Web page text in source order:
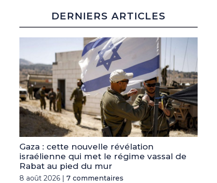
DERNIERS ARTICLES
Gaza : cette nouvelle révélation
israélienne qui met le régime vassal de
Rabat au pied du mur
8 août 2026 | 7 commentaires